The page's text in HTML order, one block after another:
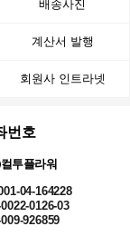
배송사진
계산서 발행
회원사 인트라넷
번호
투플라워
04-164228
0126-03
926859